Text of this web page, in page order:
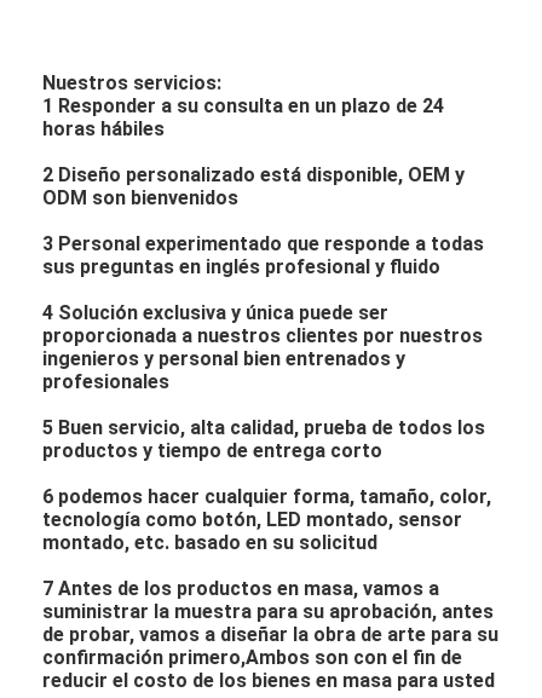
Nuestros servicios:
1 Responder a su consulta en un plazo de 24
horas hábiles
2 Diseño personalizado está disponible, OEM y
ODM son bienvenidos
3 Personal experimentado que responde a todas
sus preguntas en inglés profesional y fluido
4 Solución exclusiva y única puede ser
proporcionada a nuestros clientes por nuestros
ingenieros y personal bien entrenados y
profesionales
5 Buen servicio, alta calidad, prueba de todos los
productos y tiempo de entrega corto
6 podemos hacer cualquier forma, tamaño, color,
tecnología como botón, LED montado, sensor
montado, etc. basado en su solicitud
7 Antes de los productos en masa, vamos a
suministrar la muestra para su aprobación, antes
de probar, vamos a diseñar la obra de arte para su
confirmación primero,Ambos son con el fin de
reducir el costo de los bienes en masa para usted